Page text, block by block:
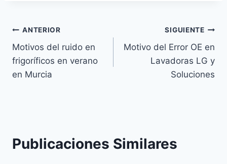
Navegación
de
entradas
ANTERIOR
Motivos del ruido en
frigoríficos en verano
en Murcia
SIGUIENTE
Motivo del Error OE en
Lavadoras LG y
Soluciones
Publicaciones Similares